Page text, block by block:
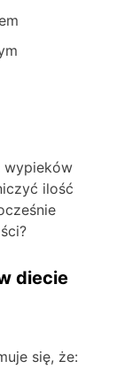
wypieków
ilość
diecie
się, że: